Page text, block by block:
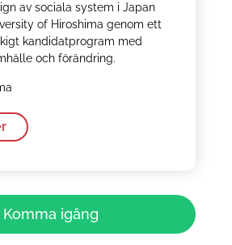
av sociala system i Japan
of Hiroshima genom ett
kandidatprogram med
och förändring.
Komma igång